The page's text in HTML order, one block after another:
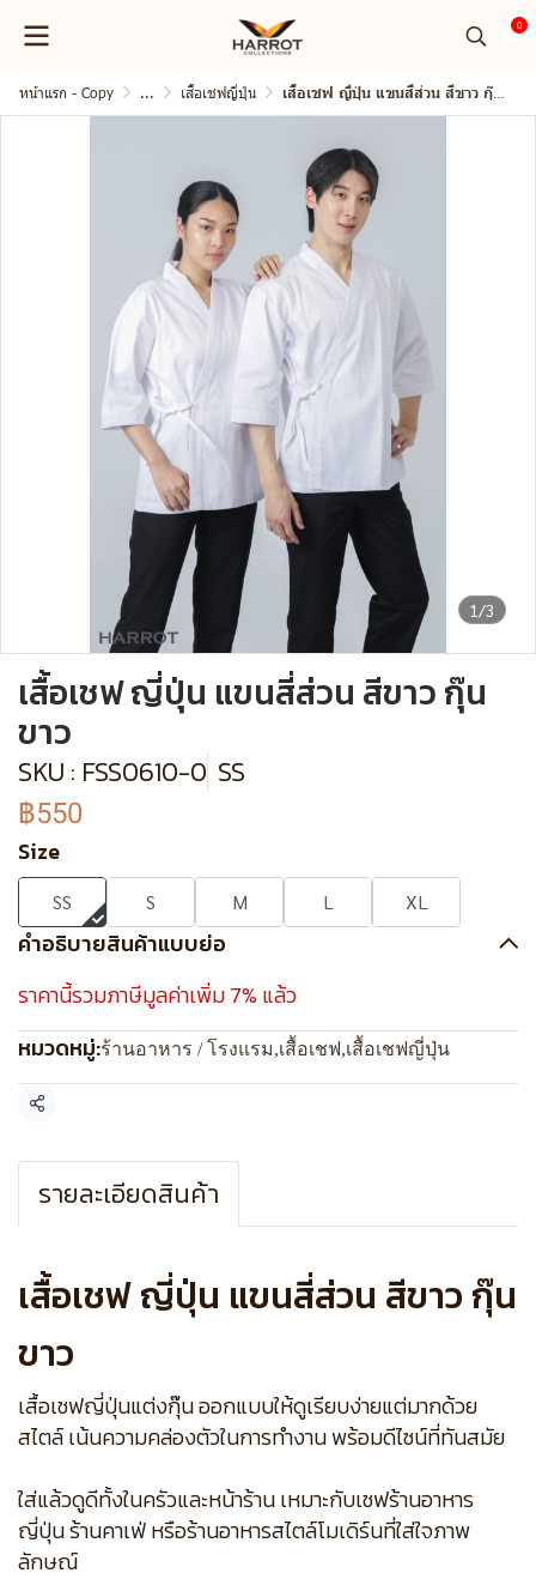
0
หน้าแรก - Copy ... เสื้อเชฟญี่ปุ่น เสื้อเชฟ ญี่ปุ่น แขนสี่ส่วน สีขาว กุ๊นขาว
1/3
เสื้อเชฟ ญี่ปุ่น แขนสี่ส่วน สีขาว กุ๊น
ขาว
SKU : FSS0610-0 SS
฿550
Size
SS S M L XL
คำอธิบายสินค้าแบบย่อ
ราคานี้รวมภาษีมูลค่าเพิ่ม 7% แล้ว
หมวดหมู่:ร้านอาหาร / โรงแรม,เสื้อเชฟ,เสื้อเชฟญี่ปุ่น
แชร์
รายละเอียดสินค้า
เสื้อเชฟ ญี่ปุ่น แขนสี่ส่วน สีขาว กุ๊น
ขาว
เสื้อเชฟญี่ปุ่นแต่งกุ๊น ออกแบบให้ดูเรียบง่ายแต่มากด้วย
สไตล์ เน้นความคล่องตัวในการทำงาน พร้อมดีไซน์ที่ทันสมัย
ใส่แล้วดูดีทั้งในครัวและหน้าร้าน เหมาะกับเชฟร้านอาหาร
ญี่ปุ่น ร้านคาเฟ่ หรือร้านอาหารสไตล์โมเดิร์นที่ใส่ใจภาพ
ลักษณ์